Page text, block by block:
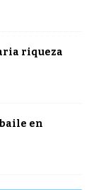
riqueza
en